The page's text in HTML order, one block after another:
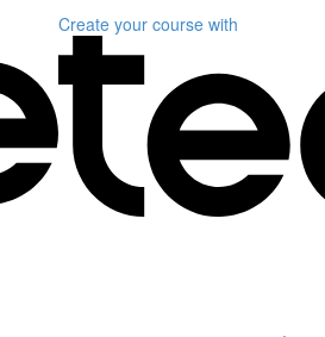
Create your course with